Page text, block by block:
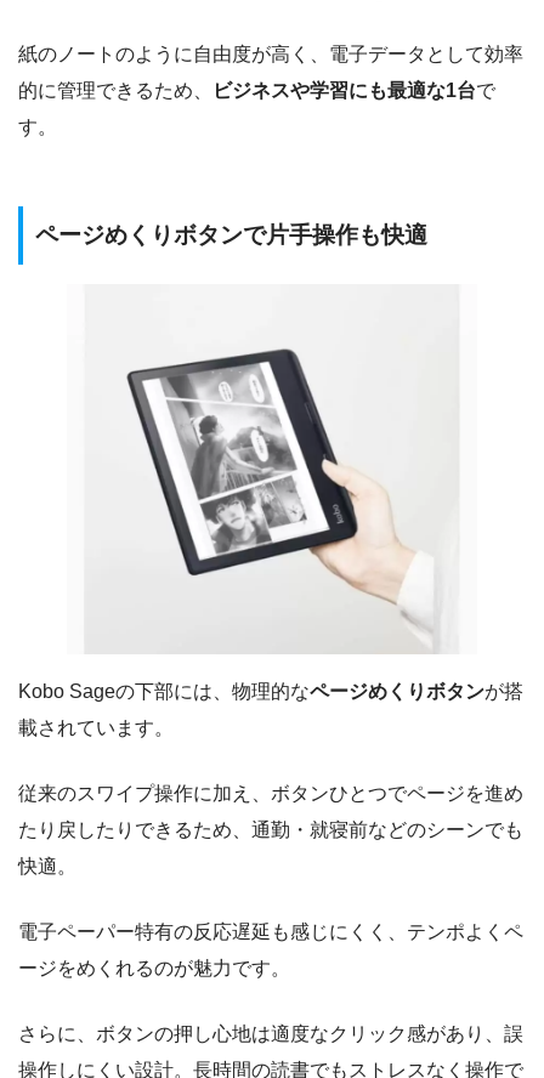
紙のノートのように自由度が高く、電子データとして効率
的に管理できるため、
ビジネスや学習にも最適な1台で
す。
ページめくりボタンで片手操作も快適
Kobo Sageの下部には、物理的なページめくりボタンが搭
載されています。
従来のスワイプ操作に加え、ボタンひとつでページを進め
たり戻したりできるため、通勤・就寝前などのシーンでも
快適。
電子ペーパー特有の反応遅延も感じにくく、テンポよくペ
ージをめくれるのが魅力です。
さらに、ボタンの押し心地は適度なクリック感があり、誤
操作しにくい設計。長時間の読書でもストレスなく操作で